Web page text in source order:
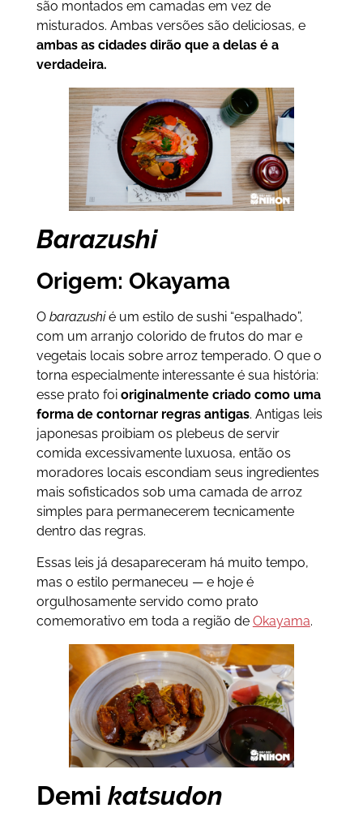
são montados em camadas em vez de
misturados. Ambas versões são deliciosas, e
ambas as cidades dirão que a delas é a
verdadeira.
Barazushi
Origem: Okayama
O barazushié um estilo de sushi “espalhado”,
com um arranjo colorido de frutos do mar e
vegetais locais sobre arroz temperado. O que o
torna especialmente interessante é sua história:
esse prato foi originalmente criado como uma
forma de contornar regras antigas. Antigas leis
japonesas proibiam os plebeus de servir
comida excessivamente luxuosa, então os
moradores locais escondiam seus ingredientes
mais sofisticados sob uma camada de arroz
simples para permanecerem tecnicamente
dentro das regras.
Essas leis já desapareceram há muito tempo,
mas o estilo permaneceu — e hoje é
orgulhosamente servido como prato
comemorativo em toda a região de Okayama.
Demi katsudon